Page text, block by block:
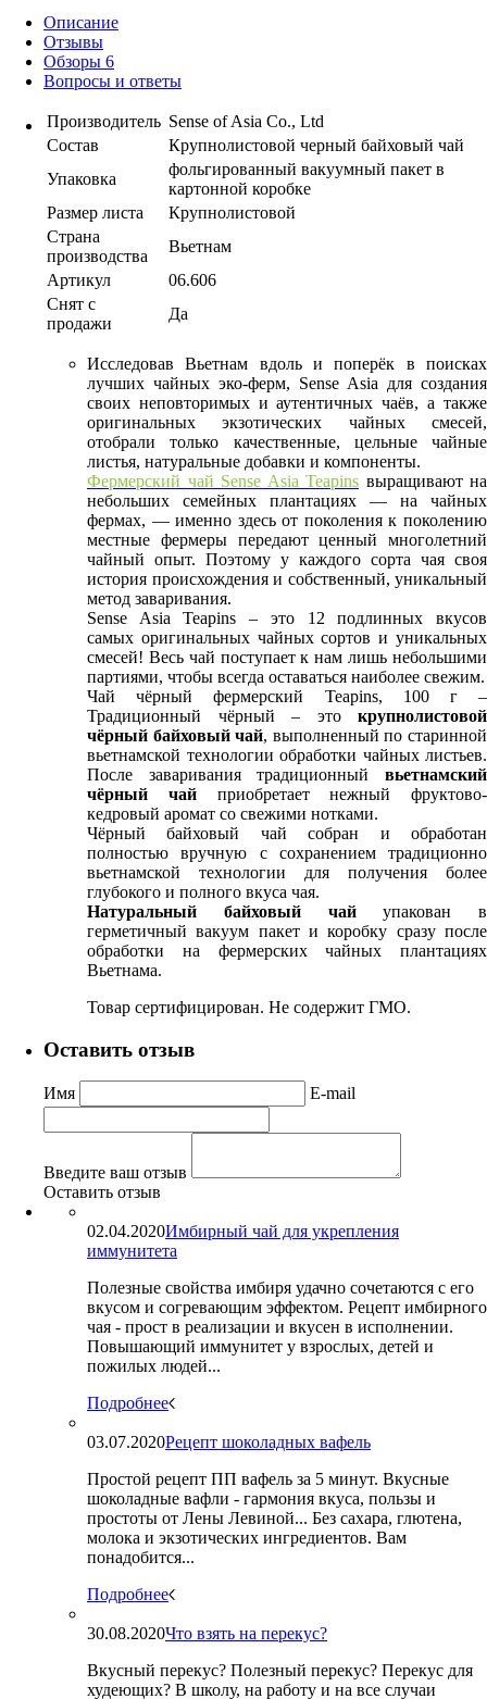
Описание
Отзывы
Обзоры 6
Вопросы и ответы
Производитель Sense of Asia Co., Ltd
Состав
Крупнолистовой черный байховый чай
Упаковка
фольгированный вакуумный пакет в
картонной коробке
Размер листа
Крупнолистовой
Страна
производства
Вьетнам
Артикул
06.606
Снят с
продажи
Да
Исследовав Вьетнам вдоль и поперёк в поисках
лучших чайных эко-ферм, Sense Asia для создания
своих неповторимых и аутентичных чаёв, а также
оригинальных экзотических чайных смесей,
отобрали только качественные, цельные чайные
листья, натуральные добавки и компоненты.
Фермерский чай Sense Asia Teapins выращивают на
небольших семейных плантациях — на чайных
фермах, — именно здесь от поколения к поколению
местные фермеры передают ценный многолетний
чайный опыт. Поэтому у каждого сорта чая своя
история происхождения и собственный, уникальный
метод заваривания.
Sense Asia Teapins – это 12 подлинных вкусов
самых оригинальных чайных сортов и уникальных
смесей! Весь чай поступает к нам лишь небольшими
партиями, чтобы всегда оставаться наиболее свежим.
Чай чёрный фермерский Teapins, 100 г –
Традиционный чёрный – это крупнолистовой
чёрный байховый чай, выполненный по старинной
вьетнамской технологии обработки чайных листьев.
После заваривания традиционный вьетнамский
чёрный чайприобретает нежный фруктово-
кедровый аромат со свежими нотками.
Чёрный байховый чай собран и обработан
полностью вручную с сохранением традиционно
вьетнамской технологии для получения более
глубокого и полного вкуса чая.
Натуральный байховый чайупакован в
герметичный вакуум пакет и коробку сразу после
обработки на фермерских чайных плантациях
Вьетнама.
Товар сертифицирован. Не содержит ГМО.
Оставить отзыв
Имя E-mail
Введите ваш отзыв
Оставить отзыв
02.04.2020Имбирный чай для укрепления
иммунитета
Полезные свойства имбиря удачно сочетаются с его
вкусом и согревающим эффектом. Рецепт имбирного
чая - прост в реализации и вкусен в исполнении.
Повышающий иммунитет у взрослых, детей и
пожилых людей...
Подробнее
03.07.2020Рецепт шоколадных вафель
Простой рецепт ПП вафель за 5 минут. Вкусные
шоколадные вафли - гармония вкуса, пользы и
простоты от Лены Левиной... Без сахара, глютена,
молока и экзотических ингредиентов. Вам
понадобится...
Подробнее
30.08.2020Что взять на перекус?
Вкусный перекус? Полезный перекус? Перекус для
худеющих? В школу, на работу и на все случаи